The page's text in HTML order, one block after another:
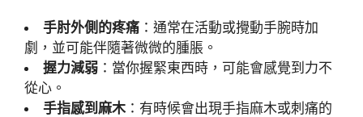
手肘外側的疼痛 ：通常在活動或攪動手腕時加
劇，並可能伴隨著微微的腫脹。
握力減弱 ：當你握緊東西時，可能會感覺到力不
從心。
手指感到麻木：有時候會出現手指麻木或刺痛的